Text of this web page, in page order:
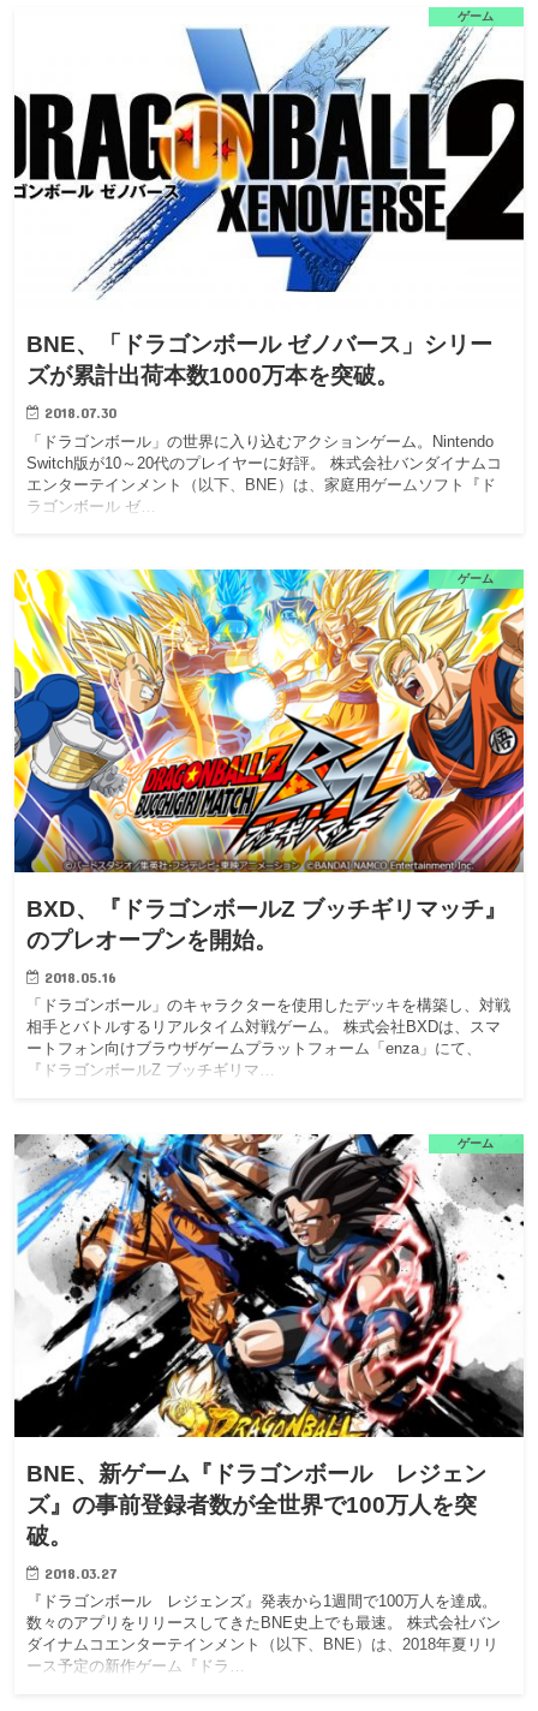
ゲーム
BNE、「ドラゴンボール ゼノバース」シリー
ズが累計出荷本数1000万本を突破。
2018.07.30
「ドラゴンボール」の世界に入り込むアクションゲーム。Nintendo
Switch版が10～20代のプレイヤーに好評。 株式会社バンダイナムコ
エンターテインメント（以下、BNE）は、家庭用ゲームソフト『ド
ラゴンボール ゼ…
ゲーム
BXD、『ドラゴンボールZ ブッチギリマッチ』
のプレオープンを開始。
2018.05.16
「ドラゴンボール」のキャラクターを使用したデッキを構築し、対戦
相手とバトルするリアルタイム対戦ゲーム。 株式会社BXDは、スマ
ートフォン向けブラウザゲームプラットフォーム「enza」にて、
『ドラゴンボールZ ブッチギリマ…
ゲーム
BNE、新ゲーム『ドラゴンボール レジェン
ズ』の事前登録者数が全世界で100万人を突
破。
2018.03.27
『ドラゴンボール レジェンズ』発表から1週間で100万人を達成。
数々のアプリをリリースしてきたBNE史上でも最速。 株式会社バン
ダイナムコエンターテインメント（以下、BNE）は、2018年夏リリ
ース予定の新作ゲーム『ドラ…